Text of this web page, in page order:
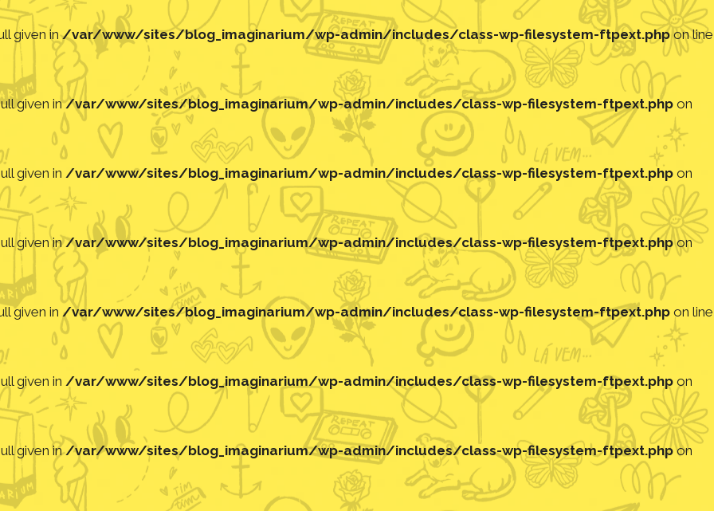
given in/var/www/sites/blog_imaginarium/wp-admin/includes/class-wp-filesystem-ftpext.phpon line
given in/var/www/sites/blog_imaginarium/wp-admin/includes/class-wp-filesystem-ftpext.php on
given in /var/www/sites/blog_imaginarium/wp-admin/includes/class-wp-filesystem-ftpext.php on
given in/var/www/sites/blog_imaginarium/wp-admin/includes/class-wp-filesystem-ftpext.phpon
given in /var/www/sites/blog_imaginarium/wp-admin/includes/class-wp-filesystem-ftpext.php on line
given in /var/www/sites/blog_imaginarium/wp-admin/includes/class-wp-filesystem-ftpext.php on
given in/var/www/sites/blog_imaginarium/wp-admin/includes/class-wp-filesystem-ftpext.phpon